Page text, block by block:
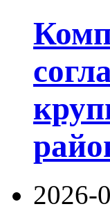
2026-